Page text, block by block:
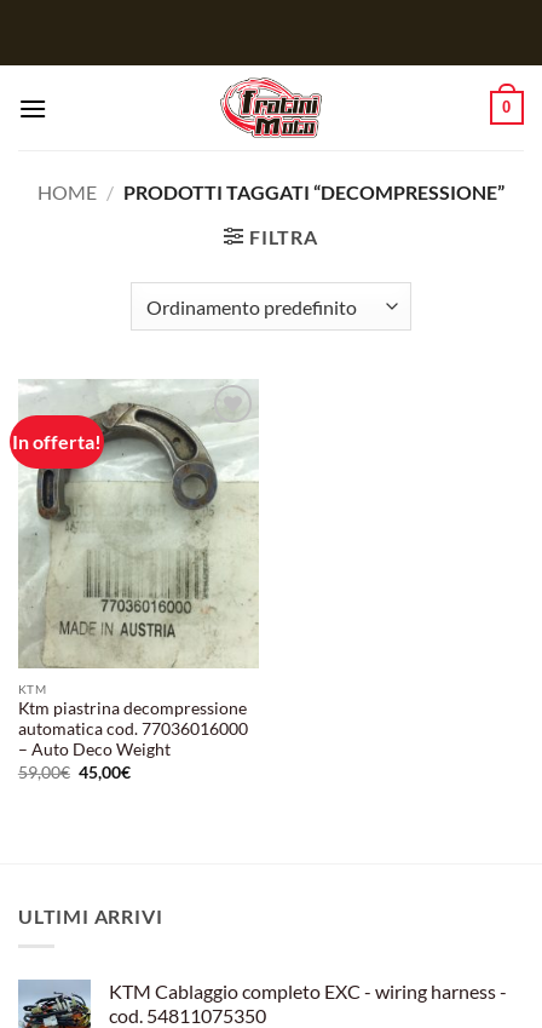
0
HOME / PRODOTTI TAGGATI “DECOMPRESSIONE”
FILTRA
In offerta!
Aggiungi
alla lista
dei
desideri
KTM
Ktm piastrina decompressione
automatica cod. 77036016000
– Auto Deco Weight
59,00€ Il
prezzo
45,00€Il
ULTIMI ARRIVI
KTM Cablaggio completo EXC - wiring harness -
cod. 54811075350